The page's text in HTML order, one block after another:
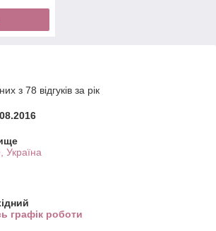
з 78 відгуків за рік
графік роботи